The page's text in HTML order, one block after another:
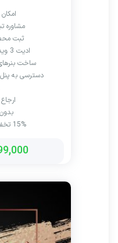
امکان
مشاوره
ثبت
ادیت 3 ویدیو برای هر محصولات
ساخت
دسترسی به
15% تخفیف تمدید سال آینده